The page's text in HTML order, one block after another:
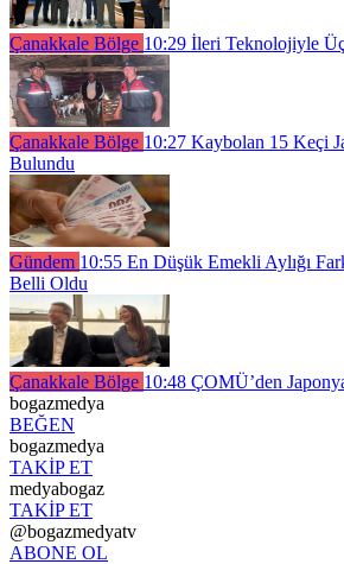
Çanakkale Bölge 10:29 İleri Teknolojiyle
Çanakkale Bölge 10:27 Kaybolan 15 Keçi
Bulundu
Gündem 10:55 En Düşük Emekli Aylığı
Belli Oldu
Çanakkale Bölge 10:48 ÇOMÜ’den
bogazmedya
BEĞEN
bogazmedya
TAKİP ET
medyabogaz
TAKİP ET
@bogazmedyatv
ABONE OL